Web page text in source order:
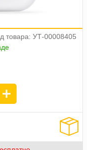
товара: УТ-00008405